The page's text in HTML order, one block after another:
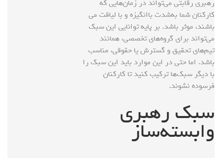
رهبری رقابتی می‌تواند در زمان‌هایی که
کارکنان شما به‌شدت باانگیزه و با لیاقت می
باشند، موثر باشد. بر پایه توانایی این سبک
می‌تواند برای گروه‌های تخصصی، همانند
تیم‌های تحقیق و گسترش یا حقوقی، مناسب
باشد. اما حتی در این موارد باید این سبک را
با دیگر سبک‌ها ترکیب کنید تا کارکنان
فرسوده نشوند.
سبک رهبری
وابسته‌ساز